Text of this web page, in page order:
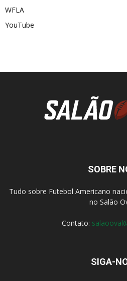
WFLA
YouTube
SOBRE
Tudo sobre Futebol Americano
no Salão
Contato:
SIGA-